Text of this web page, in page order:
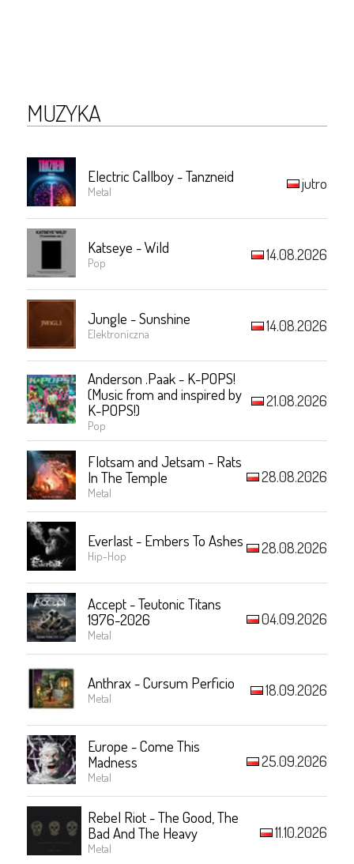
MUZYKA
Electric Callboy - Tanzneid
Metal jutro
Katseye - Wild
Pop 14.08.2026
Jungle - Sunshine
Elektroniczna 14.08.2026
Anderson .Paak - K-POPS!
(Music from and inspired by
K-POPS!)
Pop
21.08.2026
Flotsam and Jetsam - Rats
In The Temple
Metal
28.08.2026
Everlast - Embers To Ashes
Hip-Hop 28.08.2026
Accept - Teutonic Titans
1976-2026
Metal
04.09.2026
Anthrax - Cursum Perficio
Metal 18.09.2026
Europe - Come This
Madness
Metal
25.09.2026
Rebel Riot - The Good, The
Bad And The Heavy
Metal
11.10.2026